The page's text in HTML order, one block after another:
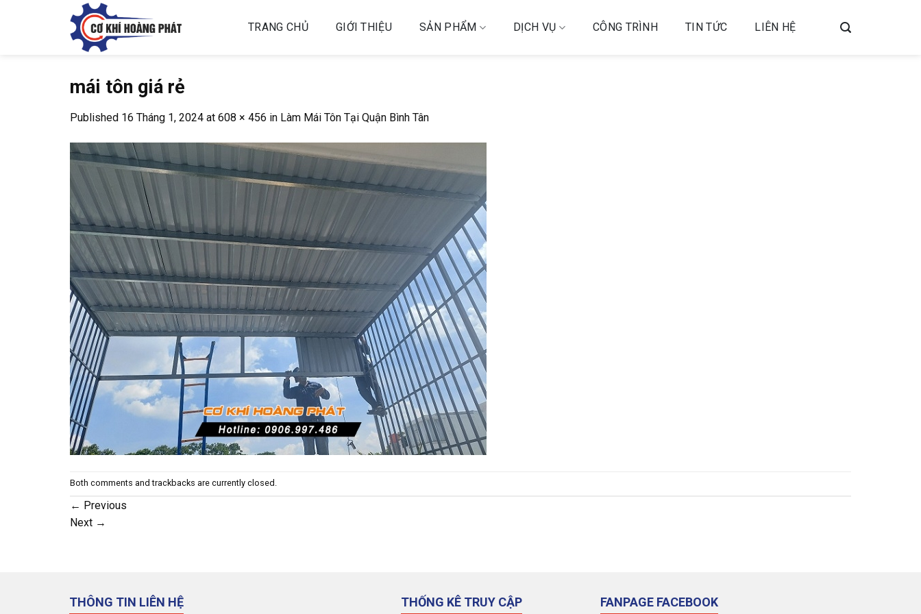
TRANG CHỦ GIỚI THIỆU SẢN PHẨM DỊCH VỤ CÔNG TRÌNH TIN TỨC LIÊN HỆ
mái tôn giá rẻ
Published 16 Tháng 1, 2024 at 608 × 456 in Làm Mái Tôn Tại Quận Bình Tân
Both comments and trackbacks are currently closed.
← Previous
Next →
THÔNG TIN LIÊN HỆ THỐNG KÊ TRUY CẬP FANPAGE FACEBOOK